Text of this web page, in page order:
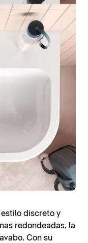
discreto y
redondeadas, la
Con su